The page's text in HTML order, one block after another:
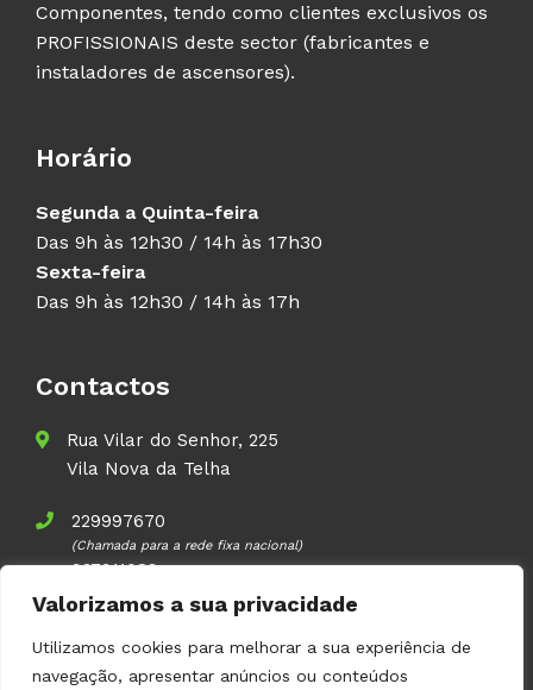
Valorizamos a sua privacidade
Utilizamos cookies para melhorar a sua experiência de
navegação, apresentar anúncios ou conteúdos
Componentes, tendo como clientes exclusivos os
PROFISSIONAIS deste sector (fabricantes e
instaladores de ascensores).
Horário
Segunda a Quinta-feira
Das 9h às 12h30 / 14h às 17h30
Sexta-feira
Das 9h às 12h30 / 14h às 17h
Contactos
Rua Vilar do Senhor, 225
Vila Nova da Telha
229997670
(Chamada para a rede fixa nacional)
937911083
(Chamada para a rede móvel nacional)
geral@volupal.pt